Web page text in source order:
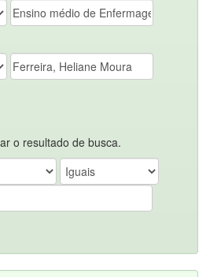
o resultado de busca.